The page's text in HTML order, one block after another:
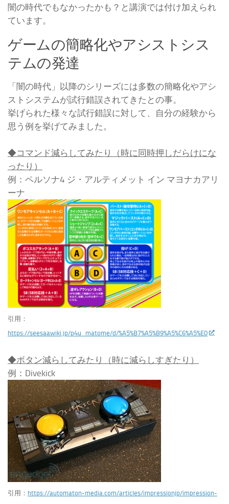
闇の時代でもなかったかも？と講演では付け加えられ
ています。
ゲームの簡略化やアシストシス
テムの発達
「闇の時代」以降のシリーズには多数の簡略化やアシ
ストシステムが試行錯誤されてきたとの事。
挙げられた様々な試行錯誤に対して、自分の経験から
思う例を挙げてみました。
◆コマンド減らしてみたり（時に同時押しだらけにな
ったり）
例：ペルソナ4 ジ・アルティメット イン マヨナカアリ
ーナ
引用：
https://seesaawiki.jp/p4u_matome/d/%A5%B7%A5%B9%A5%C6%A5%E0
◆ボタン減らしてみたり（時に減らしすぎたり）
例：Divekick
引用： https://automaton-media.com/articles/impressionjp/impression-